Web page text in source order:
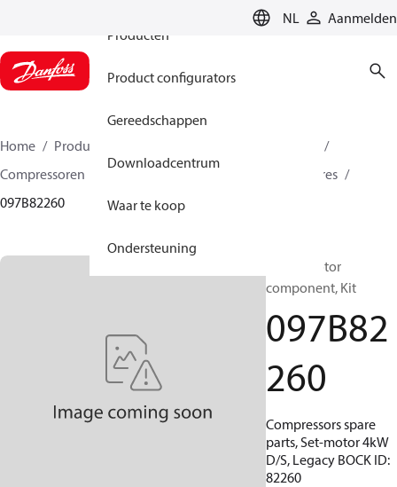
NL
Aanmelden
Producten
Product configurators
Gereedschappen
Downloadcentrum
Waar te koop
Ondersteuning
Home Producten
Compressoren
BOCK reserveonderdelen en accessoires
097B82260
BOCK, Motor
component, Kit
097B82
260
Compressors spare
parts, Set-motor 4kW
D/S, Legacy BOCK ID:
82260